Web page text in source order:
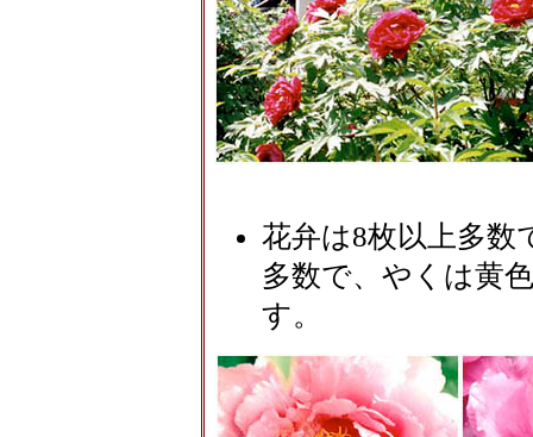
花弁は8枚以上多数
多数で、やくは黄
す。